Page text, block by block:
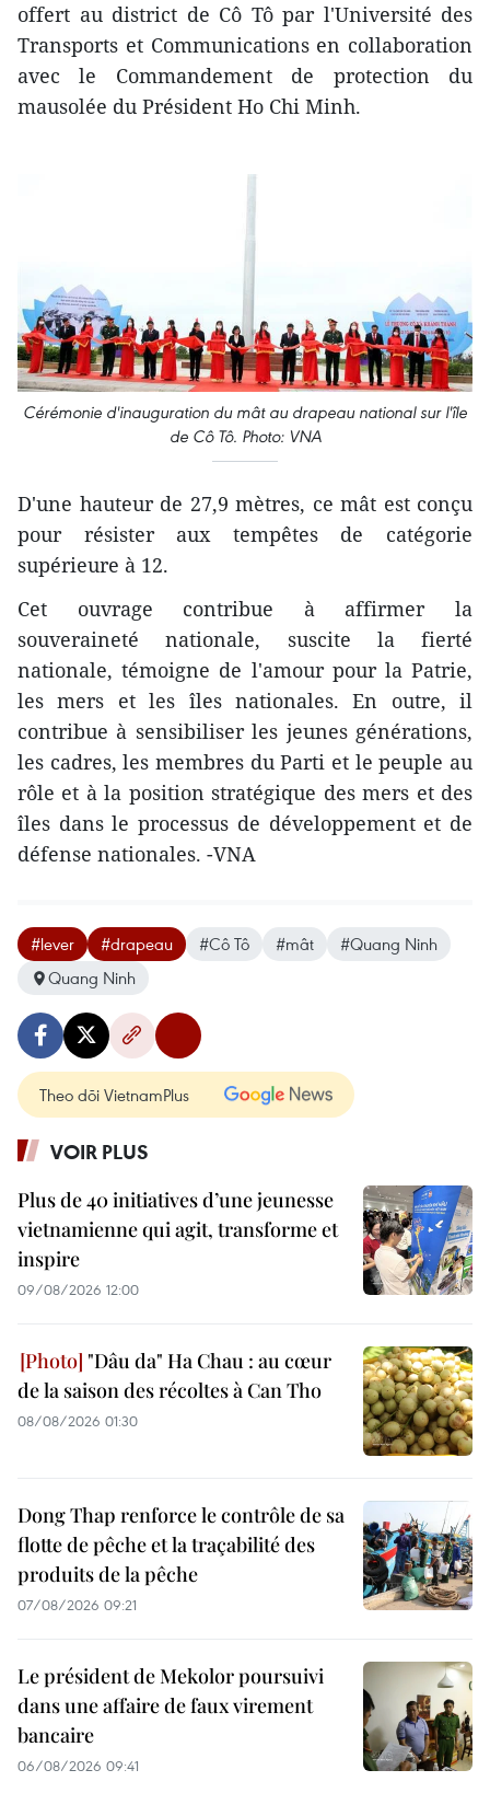
offert au district de Cô Tô par l'Université des
Transports et Communications en collaboration
avec le Commandement de protection du
mausolée du Président Ho Chi Minh.
Cérémonie d'inauguration du mât au drapeau national sur l'île
de Cô Tô. Photo: VNA
D'une hauteur de 27,9 mètres, ce mât est conçu
pour résister aux tempêtes de catégorie
supérieure à 12.
Cet ouvrage contribue à affirmer la
souveraineté nationale, suscite la fierté
nationale, témoigne de l'amour pour la Patrie,
les mers et les îles nationales. En outre, il
contribue à sensibiliser les jeunes générations,
les cadres, les membres du Parti et le peuple au
rôle et à la position stratégique des mers et des
îles dans le processus de développement et de
défense nationales. -VNA
#lever #drapeau #Cô Tô #mât
#Quang Ninh
Quang Ninh
Theo dõi VietnamPlus
VOIR PLUS
Plus de 40 initiatives d’une jeunesse
vietnamienne qui agit, transforme et
inspire
09/08/2026 12:00
"Dâu da" Ha Chau : au cœur
de la saison des récoltes à Can Tho
08/08/2026 01:30
Dong Thap renforce le contrôle de sa
flotte de pêche et la traçabilité des
produits de la pêche
07/08/2026 09:21
Le président de Mekolor poursuivi
dans une affaire de faux virement
bancaire
06/08/2026 09:41